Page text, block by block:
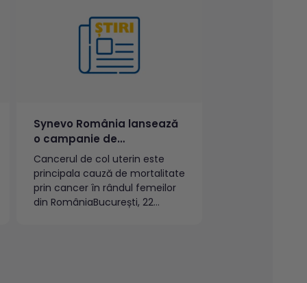
anului 2021. La nivel
internațional, după primele trei
luni ale anului, compania a
înregistrat o creștere de 33%,
comparativ...
Synevo România lansează
o campanie de
conștientizare a
importanței testelor HPV
Cancerul de col uterin este
principala cauză de mortalitate
prin cancer în rândul femeilor
din RomâniaBucurești, 22